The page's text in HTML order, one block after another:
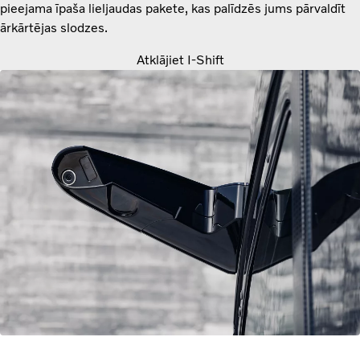
pieejama īpaša lieljaudas pakete, kas palīdzēs jums pārvaldīt
ārkārtējas slodzes.
Atklājiet I-Shift